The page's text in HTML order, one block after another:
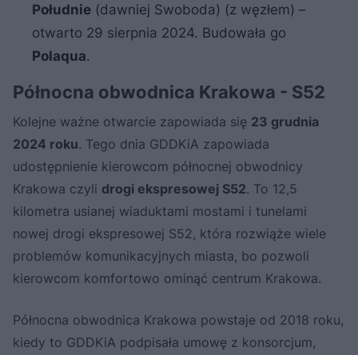
Południe (dawniej Swoboda) (z węzłem) –
otwarto 29 sierpnia 2024. Budowała go
Polaqua.
Północna obwodnica Krakowa - S52
Kolejne ważne otwarcie zapowiada się 23 grudnia
2024 roku. Tego dnia GDDKiA zapowiada
udostępnienie kierowcom północnej obwodnicy
Krakowa czyli drogi ekspresowej S52. To 12,5
kilometra usianej wiaduktami mostami i tunelami
nowej drogi ekspresowej S52, która rozwiąże wiele
problemów komunikacyjnych miasta, bo pozwoli
kierowcom komfortowo ominąć centrum Krakowa.
Północna obwodnica Krakowa powstaje od 2018 roku,
kiedy to GDDKiA podpisała umowę z konsorcjum,